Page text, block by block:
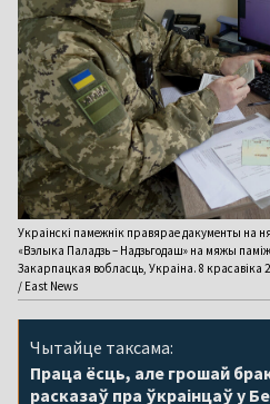
Украінскі памежнік правярае дакументы на
«Вэлыка Паладзь – Надзьгодаш» на мяжы
Закарпацкая вобласць, Украіна. 8 красавіка
/ East News
Чытайце таксама:
Праца ёсць, але грошай
расказаў пра ўкраінцаў у